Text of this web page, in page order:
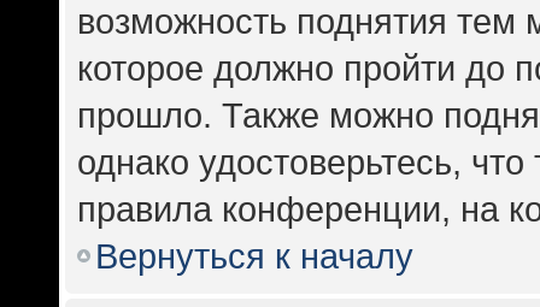
возможность поднятия тем
которое должно пройти до
прошло. Также можно
однако удостоверьтесь,
правила конференции, на
Вернуться к началу